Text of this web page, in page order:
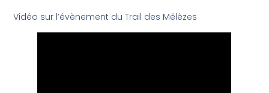
Vidéo sur l’évènement du Trail des Mélèzes